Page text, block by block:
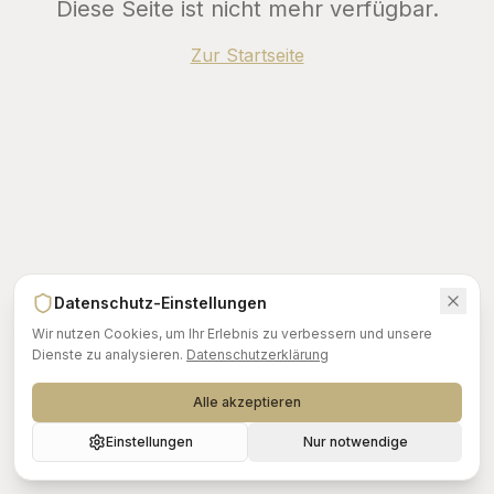
Diese Seite ist nicht mehr verfügbar.
Zur Startseite
Datenschutz-Einstellungen
Wir nutzen Cookies, um Ihr Erlebnis zu verbessern und unsere
Dienste zu analysieren. Datenschutzerklärung
Alle akzeptieren
Einstellungen Nur notwendige